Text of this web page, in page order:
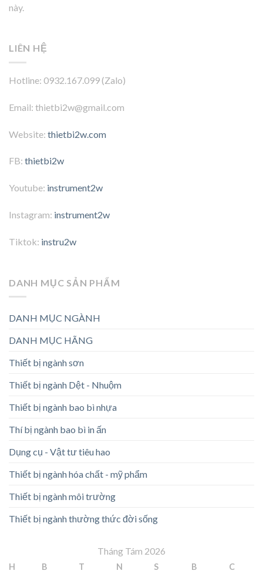
này.
LIÊN HỆ
Hotline: 0932.167.099 (Zalo)
Email: thietbi2w@gmail.com
Website: thietbi2w.com
FB: thietbi2w
Youtube: instrument2w
Instagram: instrument2w
Tiktok: instru2w
DANH MỤC SẢN PHẨM
DANH MỤC NGÀNH
DANH MỤC HÃNG
Thiết bị ngành sơn
Thiết bị ngành Dệt - Nhuộm
Thiết bị ngành bao bì nhựa
Thí bị ngành bao bì in ấn
Dụng cụ - Vật tư tiêu hao
Thiết bị ngành hóa chất - mỹ phẩm
Thiết bị ngành môi trường
Thiết bị ngành thường thức đời sống
Tháng Tám 2026
H B T N S B C